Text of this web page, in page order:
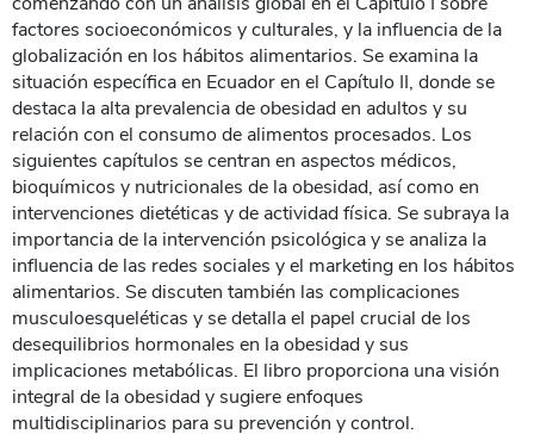
factores socioeconómicos y culturales, y la influencia de la
globalización en los hábitos alimentarios. Se examina la
situación específica en Ecuador en el Capítulo II, donde se
destaca la alta prevalencia de obesidad en adultos y su
relación con el consumo de alimentos procesados. Los
siguientes capítulos se centran en aspectos médicos,
bioquímicos y nutricionales de la obesidad, así como en
intervenciones dietéticas y de actividad física. Se subraya la
importancia de la intervención psicológica y se analiza la
influencia de las redes sociales y el marketing en los hábitos
alimentarios. Se discuten también las complicaciones
musculoesqueléticas y se detalla el papel crucial de los
desequilibrios hormonales en la obesidad y sus
implicaciones metabólicas. El libro proporciona una visión
integral de la obesidad y sugiere enfoques
multidisciplinarios para su prevención y control.